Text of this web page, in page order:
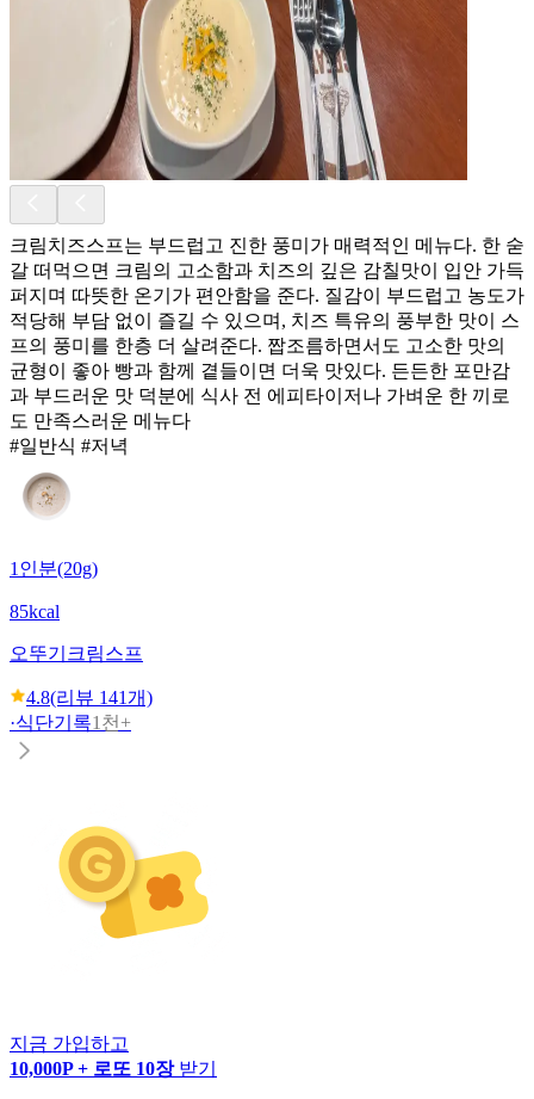
크림치즈스프는 부드럽고 진한 풍미가 매력적인 메뉴다. 한 숟
갈 떠먹으면 크림의 고소함과 치즈의 깊은 감칠맛이 입안 가득
퍼지며 따뜻한 온기가 편안함을 준다. 질감이 부드럽고 농도가
적당해 부담 없이 즐길 수 있으며, 치즈 특유의 풍부한 맛이 스
프의 풍미를 한층 더 살려준다. 짭조름하면서도 고소한 맛의
균형이 좋아 빵과 함께 곁들이면 더욱 맛있다. 든든한 포만감
과 부드러운 맛 덕분에 식사 전 에피타이저나 가벼운 한 끼로
도 만족스러운 메뉴다
#일반식 #저녁
1인분(20g)
85kcal
오뚜기 크림스프
4.8(리뷰 141개)
·식단기록1천+
지금 가입하고
10,000P + 로또 10장 받기